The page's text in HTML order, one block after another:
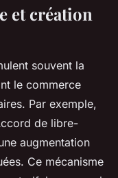
et création
souvent la
le commerce
Par exemple,
de libre-
augmentation
Ce mécanisme